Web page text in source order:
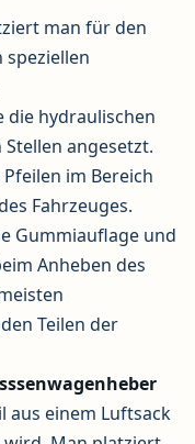
man für den
die hydraulischen
angesetzt.
im Bereich
Fahrzeuges.
Gummiauflage und
Anheben des
Teilen der
aus einem Luftsack